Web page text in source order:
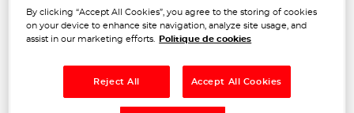
776 m
78 AVENUE DU GENERAL DE
GAULLE
41800 MONTOIRE-SUR-LE-LOIR
By clicking “Accept All Cookies”, you agree to the storing of cookies
on your device to enhance site navigation, analyze site usage, and
assist in our marketing efforts.
Politique de cookies
Reject All Accept All Cookies